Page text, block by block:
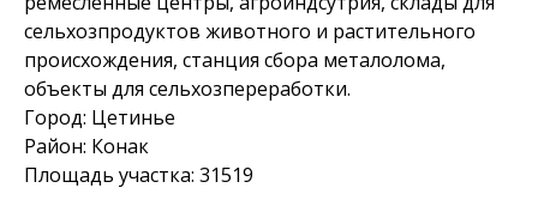
сельхозпродуктов животного и растительного
происхождения, станция сбора металолома,
объекты для сельхозпереработки.
Город: Цетинье
Район: Конак
Площадь участка: 31519